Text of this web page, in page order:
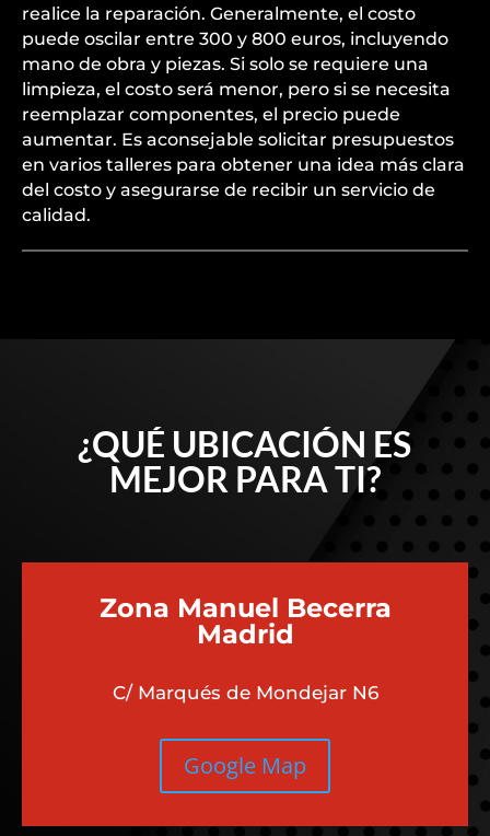
realice la reparación. Generalmente, el costo
puede oscilar entre 300 y 800 euros, incluyendo
mano de obra y piezas. Si solo se requiere una
limpieza, el costo será menor, pero si se necesita
reemplazar componentes, el precio puede
aumentar. Es aconsejable solicitar presupuestos
en varios talleres para obtener una idea más clara
del costo y asegurarse de recibir un servicio de
calidad.
¿QUÉ UBICACIÓN ES
MEJOR PARA TI?
Zona Manuel Becerra
Madrid
C/ Marqués de Mondejar N6
Google Map